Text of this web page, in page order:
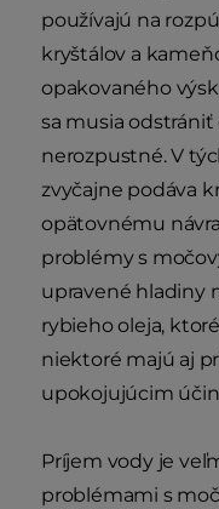
používajú na
kryštálov a
opakovaného
sa musia odstrániť
nerozpustné. V
zvyčajne podáva
opätovnému
problémy s
upravené hladiny
rybieho oleja,
niektoré majú aj
upokojujúcim
Príjem vody je
problémami s